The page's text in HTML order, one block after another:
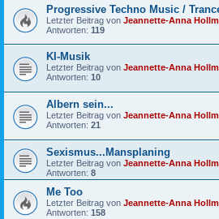
Progressive Techno Music /
Letzter Beitrag von Jeannette-Anna
Antworten: 119
KI-Musik
Letzter Beitrag von Jeannette-Anna
Antworten: 10
Albern sein...
Letzter Beitrag von Jeannette-Anna
Antworten: 21
Sexismus...Mansplaning
Letzter Beitrag von Jeannette-Anna
Antworten: 8
Me Too
Letzter Beitrag von Jeannette-Anna
Antworten: 158